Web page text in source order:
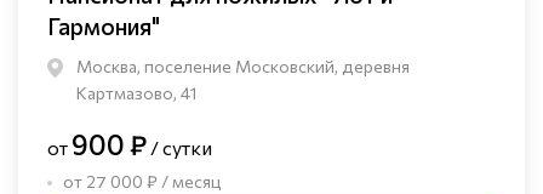
Гармония"
Москва, поселение Московский, деревня
Картмазово, 41
от 900 ₽ / сутки
от 27 000 ₽ / месяц